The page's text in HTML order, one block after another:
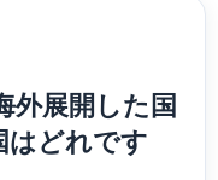
外展開した国
はどれです